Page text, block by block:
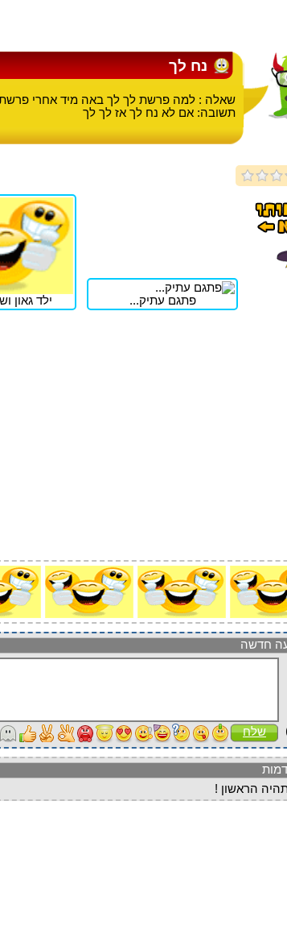
נח לך
שאלה : למה פרשת לך לך באה מיד אחרי
תשובה: אם לא נח לך אז לך לך
פתגם עתיק... ילד גאון
חדשה
שלח
הראשון !